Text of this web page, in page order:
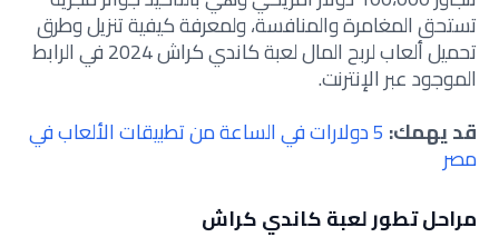
تستحق المغامرة والمنافسة، ولمعرفة كيفية تنزيل وطرق
تحميل ألعاب لربح المال لعبة كاندي كراش 2024 في الرابط
الموجود عبر الإنترنت.
قد يهمك: 5 دولارات في الساعة من تطبيقات الألعاب في
مصر
مراحل تطور لعبة كاندي كراش